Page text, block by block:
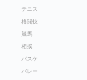
テニス
格闘技
競馬
相撲
バスケ
バレー